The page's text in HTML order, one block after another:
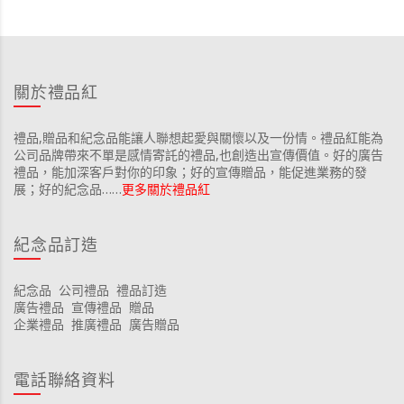
關於禮品紅
禮品,贈品和紀念品能讓人聯想起愛與關懷以及一份情。禮品紅能為
公司品牌帶來不單是感情寄託的禮品,也創造出宣傳價值。好的廣告
禮品，能加深客戶對你的印象；好的宣傳贈品，能促進業務的發
展；好的紀念品……更多關於禮品紅
紀念品訂造
紀念品 公司禮品 禮品訂造
廣告禮品 宣傳禮品 贈品
企業禮品 推廣禮品 廣告贈品
電話聯絡資料